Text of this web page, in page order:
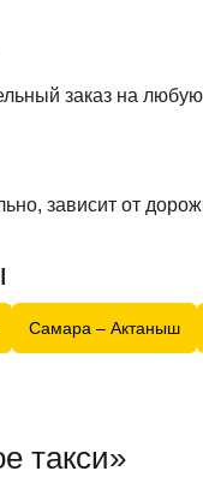
заказ на
зависит от
Самара – Актаныш
такси»